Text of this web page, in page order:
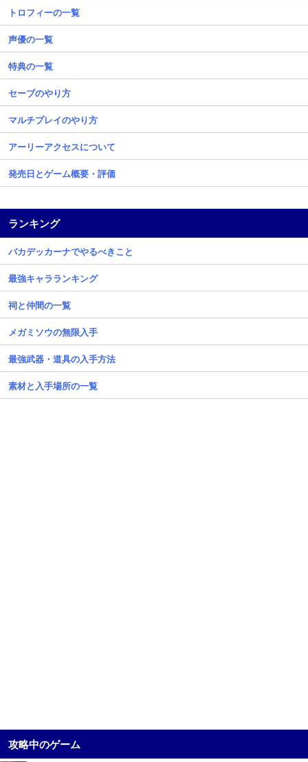
トロフィーの一覧
声優の一覧
特典の一覧
セーブのやり方
マルチプレイのやり方
アーリーアクセスについて
発売日とゲーム概要・評価
ランキング
バカデッカーナでやるべきこと
最強キャラランキング
祠と仲間の一覧
メガミソウの無限入手
最強武器・道具の入手方法
素材と入手場所の一覧
攻略中のゲーム